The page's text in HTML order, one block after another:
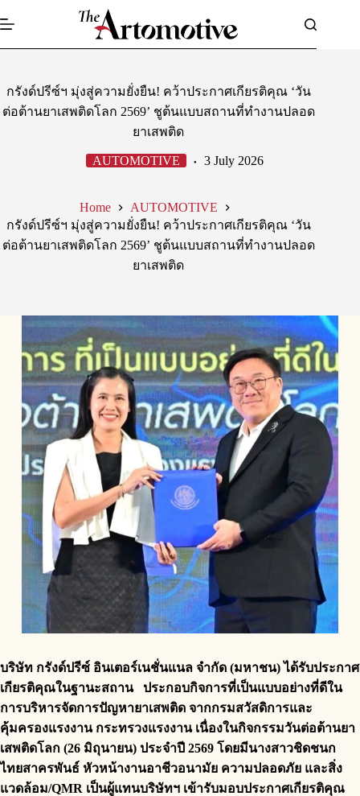
to
กรังด์ปรีซ์ฯ มุ่งสู่ความยั่งยืน! คว้าประกาศเกียรติคุณ ‘วัน
ต่อต้านยาเสพติดโลก 2569’ ชูต้นแบบสถานที่ทำงานปลอด
ยาเสพติด
AUTOMOTIVE 3 July 2026
Home
AUTOMOTIVE
กรังด์ปรีซ์ฯ มุ่งสู่ความยั่งยืน! คว้าประกาศเกียรติคุณ ‘วัน
ต่อต้านยาเสพติดโลก 2569’ ชูต้นแบบสถานที่ทำงานปลอด
ยาเสพติด
บริษัท กรังด์ปรีซ์ อินเตอร์เนชั่นแนล จำกัด (มหาชน) ได้รับประกาศ
เกียรติคุณในฐานะสถาน ประกอบกิจการที่เป็นแบบอย่างที่ดีใน
การบริหารจัดการปัญหายาเสพติด จากกรมสวัสดิการและ
คุ้มครองแรงงาน กระทรวงแรงงาน เนื่องในกิจกรรมวันต่อต้านยา
เสพติดโลก (26 มิถุนายน) ประจำปี 2569 โดยมีนางสาวชิดชนก
ไทยสาครพันธ์ หัวหน้างานอาชีวอนามัย ความปลอดภัย และสิ่ง
แวดล้อม/QMR เป็นผู้แทนบริษัทฯ เข้ารับมอบประกาศเกียรติคุณ